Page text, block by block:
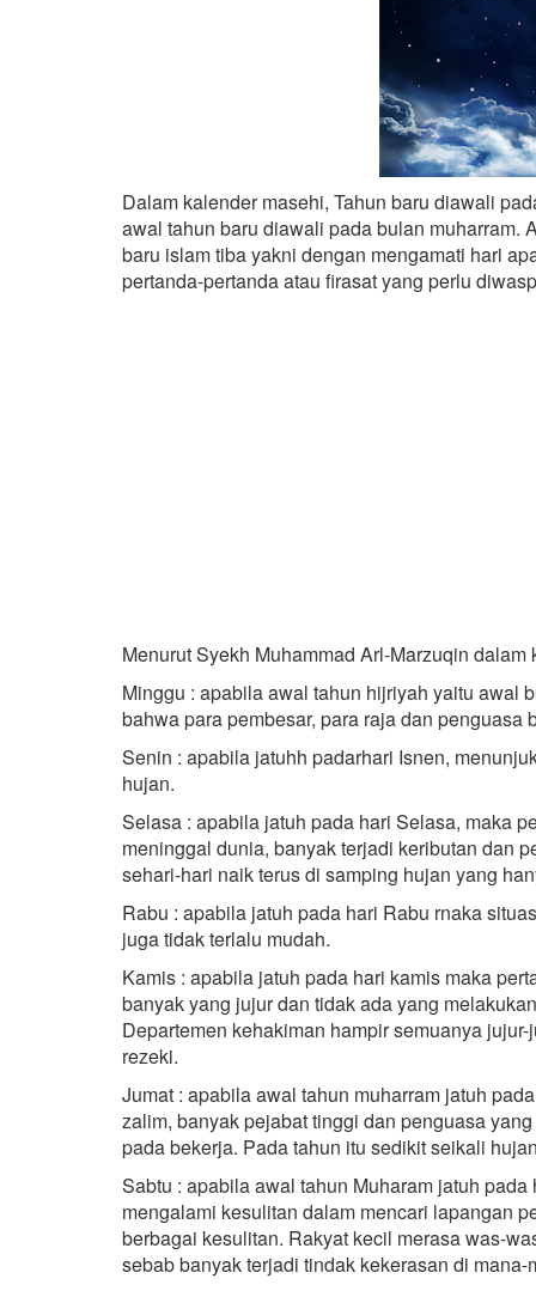
Dalam kalender masehi, Tahun baru diawali
awal tahun baru diawali pada bulan muharram.
baru islam tiba yakni dengan mengamati hari
pertanda-pertanda atau firasat yang perlu
Menurut Syekh Muhammad Arl-Marzuqin dalam
Minggu : apabila awal tahun hijriyah yaitu awal
bahwa para pembesar, para raja dan
Senin : apabila jatuhh padarhari Isnen,
hujan.
Selasa : apabila jatuh pada hari Selasa, maka
meninggal dunia, banyak terjadi keributan dan
sehari-hari naik terus di samping hujan yang
Rabu : apabila jatuh pada hari Rabu rnaka
juga tidak terlalu mudah.
Kamis : apabila jatuh pada hari kamis maka
banyak yang jujur dan tidak ada yang
Departemen kehakiman hampir semuanya
rezeki.
Jumat : apabila awal tahun muharram jatuh
zalim, banyak pejabat tinggi dan penguasa
pada bekerja. Pada tahun itu sedikit seikali
Sabtu : apabila awal tahun Muharam jatuh
mengalami kesulitan dalam mencari lapangan
berbagai kesulitan. Rakyat kecil merasa was-
sebab banyak terjadi tindak kekerasan di mana-